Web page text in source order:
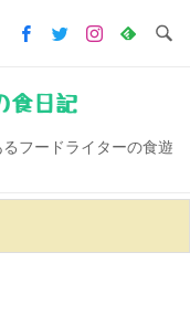
食日記
フードライターの食遊